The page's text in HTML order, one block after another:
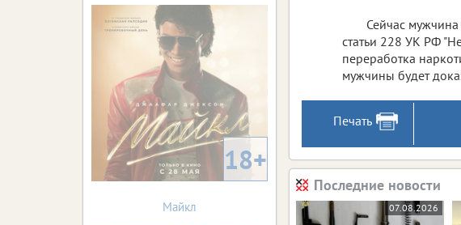
Сейчас
статьи 228 УК РФ
переработка
мужчины будет
Печать
Последние новости
07.08.2026
18+
Майкл